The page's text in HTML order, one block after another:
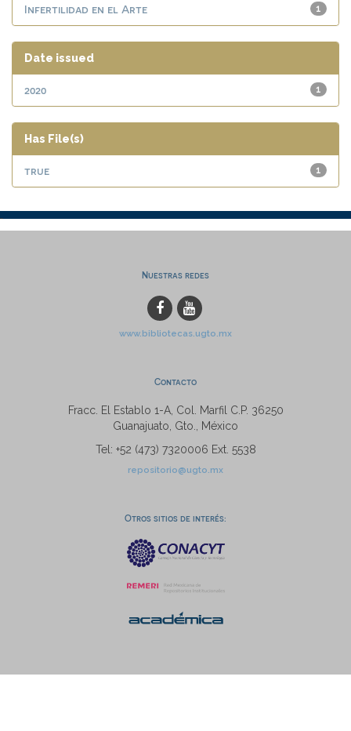
1
Infertilidad en el Arte
Date issued
1
2020
Has File(s)
1
true
Nuestras redes
www.bibliotecas.ugto.mx
Contacto
Fracc. El Establo 1-A, Col. Marfil C.P. 36250
Guanajuato, Gto., México
Tel: +52 (473) 7320006 Ext. 5538
repositorio@ugto.mx
Otros sitios de interés: